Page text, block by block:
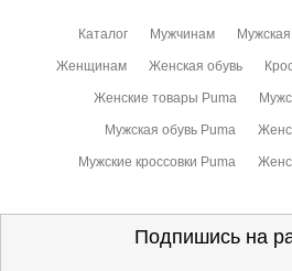
Каталог Мужчинам
Женщинам Женская обувь
Женские товары Puma
Мужская обувь Puma
Мужские кроссовки Puma
Подпишись на